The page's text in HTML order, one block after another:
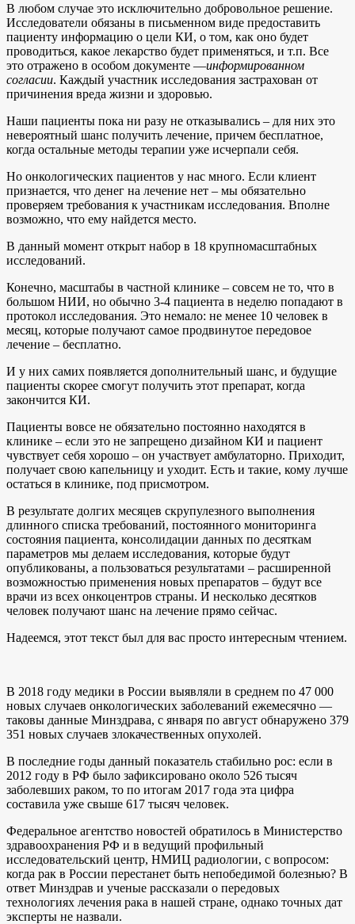
В любом случае это исключительно добровольное решение.
Исследователи обязаны в письменном виде предоставить
пациенту информацию о цели КИ, о том, как оно будет
проводиться, какое лекарство будет применяться, и т.п. Все
это отражено в особом документе —информированном
согласии. Каждый участник исследования застрахован от
причинения вреда жизни и здоровью.
Наши пациенты пока ни разу не отказывались – для них это
невероятный шанс получить лечение, причем бесплатное,
когда остальные методы терапии уже исчерпали себя.
Но онкологических пациентов у нас много. Если клиент
признается, что денег на лечение нет – мы обязательно
проверяем требования к участникам исследования. Вполне
возможно, что ему найдется место.
В данный момент открыт набор в 18 крупномасштабных
исследований.
Конечно, масштабы в частной клинике – совсем не то, что в
большом НИИ, но обычно 3-4 пациента в неделю попадают в
протокол исследования. Это немало: не менее 10 человек в
месяц, которые получают самое продвинутое передовое
лечение – бесплатно.
И у них самих появляется дополнительный шанс, и будущие
пациенты скорее смогут получить этот препарат, когда
закончится КИ.
Пациенты вовсе не обязательно постоянно находятся в
клинике – если это не запрещено дизайном КИ и пациент
чувствует себя хорошо – он участвует амбулаторно. Приходит,
получает свою капельницу и уходит. Есть и такие, кому лучше
остаться в клинике, под присмотром.
В результате долгих месяцев скрупулезного выполнения
длинного списка требований, постоянного мониторинга
состояния пациента, консолидации данных по десяткам
параметров мы делаем исследования, которые будут
опубликованы, а пользоваться результатами – расширенной
возможностью применения новых препаратов – будут все
врачи из всех онкоцентров страны. И несколько десятков
человек получают шанс на лечение прямо сейчас.
Надеемся, этот текст был для вас просто интересным чтением.
В 2018 году медики в России выявляли в среднем по 47 000
новых случаев онкологических заболеваний ежемесячно —
таковы данные Минздрава, с января по август обнаружено 379
351 новых случаев злокачественных опухолей.
В последние годы данный показатель стабильно рос: если в
2012 году в РФ было зафиксировано около 526 тысяч
заболевших раком, то по итогам 2017 года эта цифра
составила уже свыше 617 тысяч человек.
Федеральное агентство новостей обратилось в Министерство
здравоохранения РФ и в ведущий профильный
исследовательский центр, НМИЦ радиологии, с вопросом:
когда рак в России перестанет быть непобедимой болезнью? В
ответ Минздрав и ученые рассказали о передовых
технологиях лечения рака в нашей стране, однако точных дат
эксперты не назвали.